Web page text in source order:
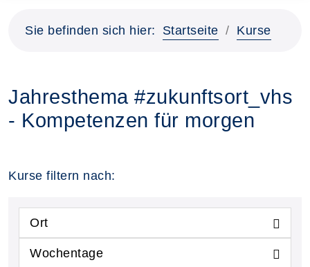
Sie befinden sich hier: Startseite Kurse
Jahresthema #zukunftsort_vhs
- Kompetenzen für morgen
Kurse filtern nach:
Ort
Wochentage